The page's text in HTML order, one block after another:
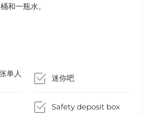
和一瓶水。
单人
迷你吧
Safety deposit box